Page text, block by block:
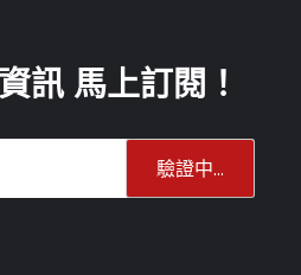
訊 馬上訂閱！